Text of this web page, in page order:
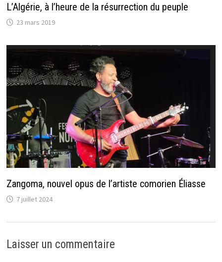
L’Algérie, à l’heure de la résurrection du peuple
23 mars 2019
Zangoma, nouvel opus de l’artiste comorien Éliasse
7 juillet 2024
Laisser un commentaire